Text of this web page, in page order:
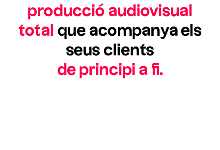
producció audiovisual
total que acompanya els
seus clients
de principi a fi.